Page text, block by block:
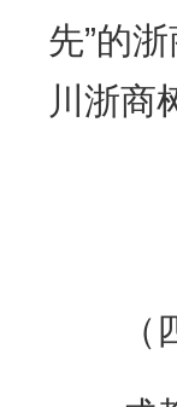
先”的
川浙商
（四